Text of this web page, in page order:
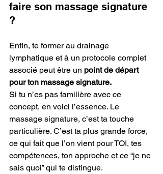
faire son massage signature
?
Enfin, te former au drainage
lymphatique et à un protocole complet
associé peut être un point de départ
pour ton massage signature.
Si tu n’es pas familière avec ce
concept, en voici l’essence. Le
massage signature, c’est ta touche
particulière. C’est ta plus grande force,
ce qui fait que l’on vient pour TOI, tes
compétences, ton approche et ce “je ne
sais quoi” qui te distingue.